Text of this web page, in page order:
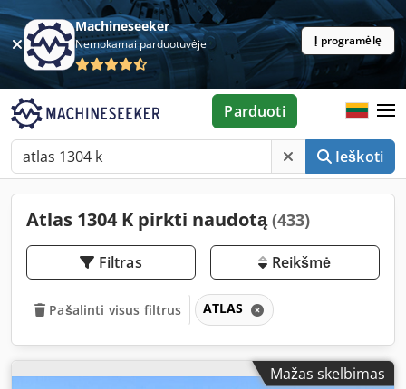
Machineseeker
Nemokamai parduotuvėje Į programėlę
Ieškoti
Parduoti
Atlas 1304 K pirkti naudotą(433)
Filtras Reikšmė
Pašalinti visus filtrus ATLAS
Mažas skelbimas